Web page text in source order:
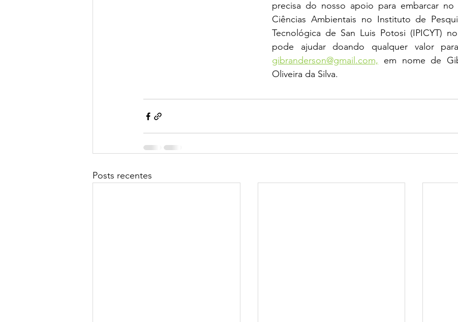
precisa do nosso apoio para embarcar
Ciências Ambientais no Instituto de
Tecnológica de San Luis Potosi (IPICYT)
gibranderson@gmail.com, em nome de
Oliveira da Silva.
Posts recentes